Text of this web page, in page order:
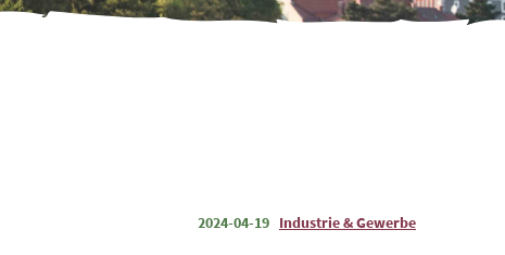
2024-04-19 Industrie & Gewerbe